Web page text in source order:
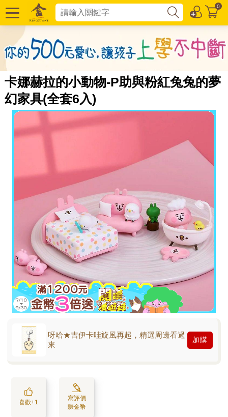
0
卡娜赫拉的小動物-P助與粉紅兔兔的夢
幻家具(全套6入)
呀哈★吉伊卡哇旋風再起，精選周邊看過
來
加購
喜歡+1
寫評價
賺金幣